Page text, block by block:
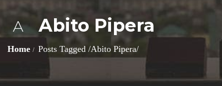
A Abito Pipera
Home Posts Tagged /Abito Pipera/